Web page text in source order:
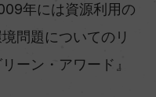
年には資源利用の
問題についてのリ
ーン・アワード』